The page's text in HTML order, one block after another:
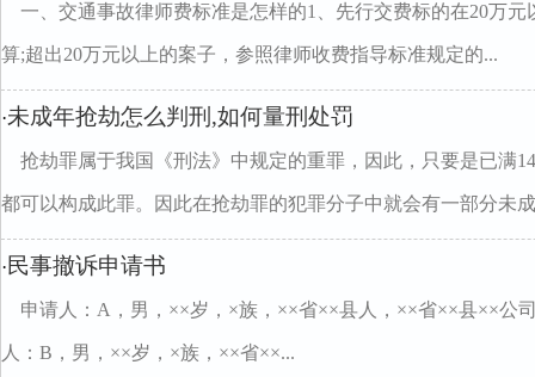
一、交通事故律师费标准是怎样的1、先行交费标的在20万元
算;超出20万元以上的案子，参照律师收费指导标准规定的...
·未成年抢劫怎么判刑,如何量刑处罚
抢劫罪属于我国《刑法》中规定的重罪，因此，只要是已满
都可以构成此罪。因此在抢劫罪的犯罪分子中就会有一部分未
· 民事撤诉申请书
申请人：A，男，××岁，×族，××省××县人，××省××县××公
人：B，男，××岁，×族，××省××...